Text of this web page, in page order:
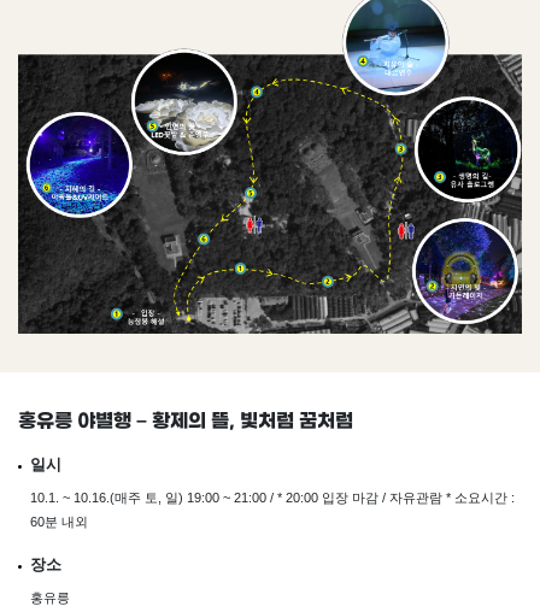
홍유릉 야별행 – 황제의 뜰, 빛처럼 꿈처럼
일시
10.1. ~ 10.16.(매주 토, 일) 19:00 ~ 21:00 / * 20:00 입장 마감 / 자유관람 * 소요시간 :
60분 내외
장소
홍유릉